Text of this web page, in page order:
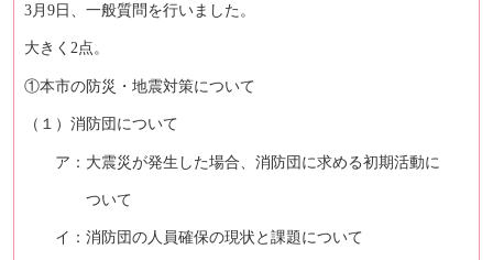
3月9日、一般質問を行いました。
大きく2点。
①本市の防災・地震対策について
（１）消防団について
ア：大震災が発生した場合、消防団に求める初期活動に
ついて
イ：消防団の人員確保の現状と課題について